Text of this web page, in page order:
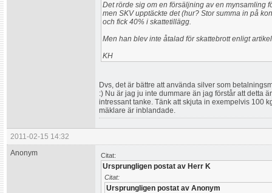
Det rörde sig om en försäljning av en mynsamling
men SKV upptäckte det (hur? Stor summa in på
och fick 40% i skattetillägg.
Men han blev inte åtalad för skattebrott enligt
KH
Dvs, det är bättre att använda silver som
:) Nu är jag ju inte dummare än jag förstår att detta
intressant tanke. Tänk att skjuta in exempelvis 100
mäklare är inblandade.
2011-02-15 14:32
Anonym
Citat:
Ursprungligen postat av Herr K
Citat:
Ursprungligen postat av Anonym